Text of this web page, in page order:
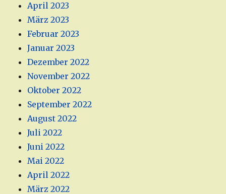
April 2023
März 2023
Februar 2023
Januar 2023
Dezember 2022
November 2022
Oktober 2022
September 2022
August 2022
Juli 2022
Juni 2022
Mai 2022
April 2022
März 2022